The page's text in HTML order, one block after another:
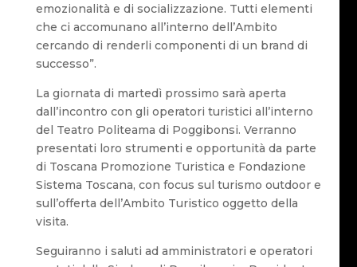
emozionalità e di socializzazione. Tutti elementi
che ci accomunano all’interno dell’Ambito
cercando di renderli componenti di un brand di
successo”.
La giornata di martedì prossimo sarà aperta
dall’incontro con gli operatori turistici all’interno
del Teatro Politeama di Poggibonsi. Verranno
presentati loro strumenti e opportunità da parte
di Toscana Promozione Turistica e Fondazione
Sistema Toscana, con focus sul turismo outdoor e
sull’offerta dell’Ambito Turistico oggetto della
visita.
Seguiranno i saluti ad amministratori e operatori